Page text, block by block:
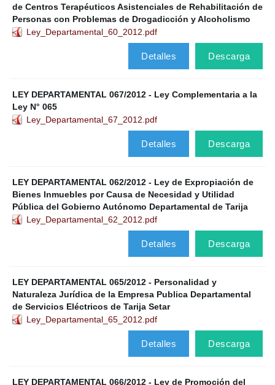
de Centros Terapéuticos Asistenciales de Rehabilitación de
Personas con Problemas de Drogadicción y Alcoholismo
Ley_Departamental_60_2012.pdf
Descarga
Detalles
LEY DEPARTAMENTAL 067/2012 - Ley Complementaria a la
Ley N° 065
Ley_Departamental_67_2012.pdf
Descarga
Detalles
LEY DEPARTAMENTAL 062/2012 - Ley de Expropiación de
Bienes Inmuebles por Causa de Necesidad y Utilidad
Pública del Gobierno Autónomo Departamental de Tarija
Ley_Departamental_62_2012.pdf
Descarga
Detalles
LEY DEPARTAMENTAL 065/2012 - Personalidad y
Naturaleza Jurídica de la Empresa Publica Departamental
de Servicios Eléctricos de Tarija Setar
Ley_Departamental_65_2012.pdf
Descarga
Detalles
LEY DEPARTAMENTAL 066/2012 - Ley de Promoción del